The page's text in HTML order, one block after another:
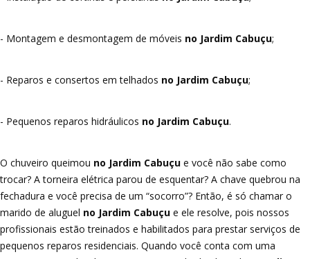
- Montagem e desmontagem de móveis no Jardim Cabuçu;
- Reparos e consertos em telhados no Jardim Cabuçu;
- Pequenos reparos hidráulicos no Jardim Cabuçu.
O chuveiro queimou no Jardim Cabuçu e você não sabe como
trocar? A torneira elétrica parou de esquentar? A chave quebrou na
fechadura e você precisa de um “socorro”? Então, é só chamar o
marido de aluguel no Jardim Cabuçu e ele resolve, pois nossos
profissionais estão treinados e habilitados para prestar serviços de
pequenos reparos residenciais. Quando você conta com uma